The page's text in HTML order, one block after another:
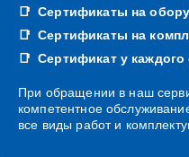
Сертификаты на
Сертификаты на
Сертификат у каждого
При обращении в наш
компетентное
все виды работ и